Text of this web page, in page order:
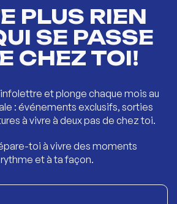
PLUS RIEN
SE PASSE
CHEZ TOI!
et plonge chaque mois au
: événements exclusifs, sorties
à vivre à deux pas de chez toi.
toi à vivre des moments
et à ta façon.